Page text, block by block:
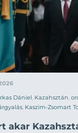
Dániel, Kazahsztán,
, Kaszim-Zsomart
akar